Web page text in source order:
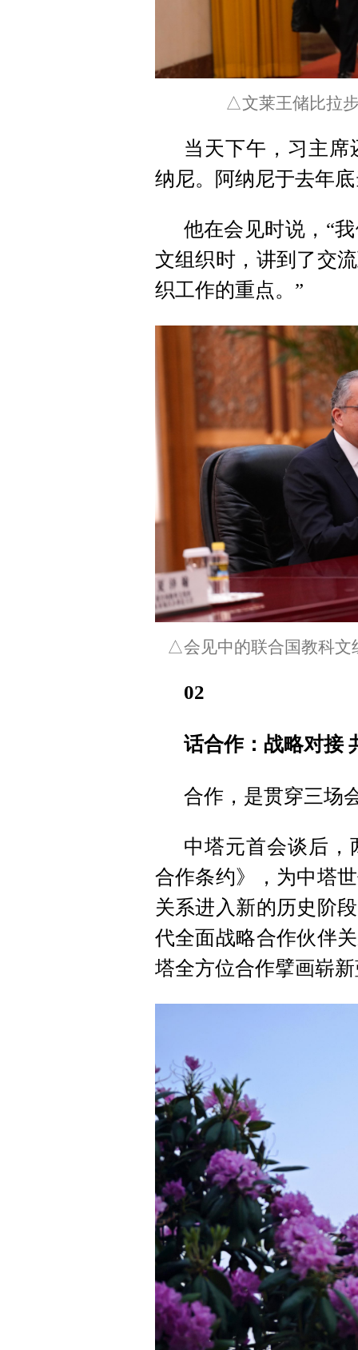
△文莱王储比拉
当天下午，习主
纳尼。阿纳尼于去年
他在会见时说，“
文组织时，讲到了交
织工作的重点。”
△会见中的联合国教科文
02
话合作：战略对接
合作，是贯穿三场
中塔元首会谈后
合作条约》，为中塔
关系进入新的历史阶
代全面战略合作伙伴
塔全方位合作擘画崭